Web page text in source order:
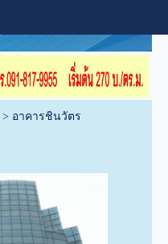
> อาคารชินวัตร